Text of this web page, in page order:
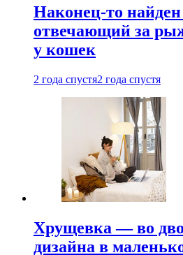
Наконец-то найден
отвечающий за
у кошек
2 года спустя2 года спустя
Хрущевка — во
дизайна в